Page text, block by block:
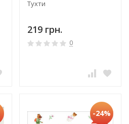
Тухти
219 грн.
0
-24%